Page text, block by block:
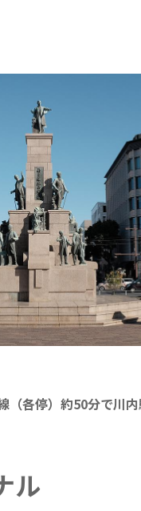
（各停）約50分で川
ル